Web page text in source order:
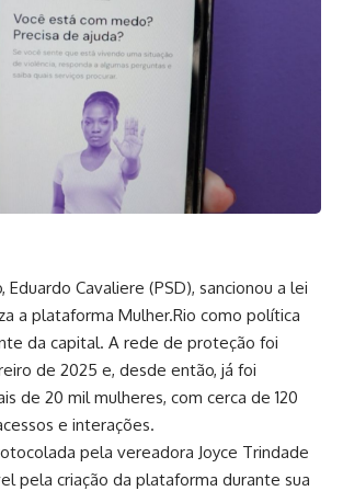
Cavaliere (PSD), sancionou a lei
a plataforma Mulher.Rio como política
da capital. A rede de proteção foi
de 2025 e, desde então, já foi
de 20 mil mulheres, com cerca de 120
e interações.
pela vereadora Joyce Trindade
pela criação da plataforma durante sua